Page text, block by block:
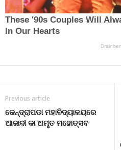
Previous article
କେନ୍ଦ୍ରାପଡା ମହାବିଦ୍ୟାଳୟରେ
ଆଜାଦୀ କା ଅମୃତ ମହୋତ୍ସବ